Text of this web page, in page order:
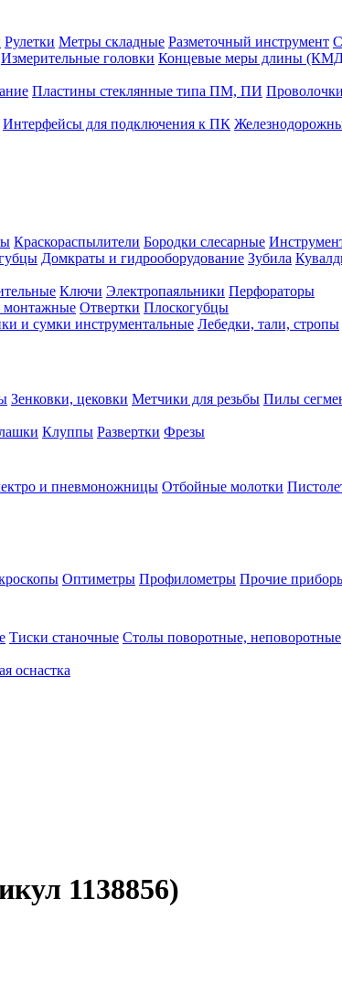
Рулетки Метры складные Разметочный инструмент
Измерительные головки Концевые меры длины
Пластины стеклянные типа ПМ, ПИ
Интерфейсы для подключения к ПК
Краскораспылители Бородки слесарные
Домкраты и гидрооборудование Зубила
Ключи Электропаяльники Перфораторы
Отвертки Плоскогубцы
и сумки инструментальные Лебедки, тали, стропы
Зенковки, цековки Метчики для резьбы Пилы
Клуппы Развертки Фрезы
и пневмоножницы Отбойные молотки
Оптиметры Профилометры Прочие
Тиски станочные Столы поворотные, неповоротные
оснастка
1138856)